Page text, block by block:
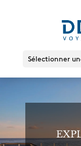
Sélectionner